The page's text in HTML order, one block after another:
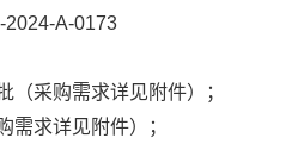
2024-A-0173
（采购需求详见附件）；
需求详见附件）；